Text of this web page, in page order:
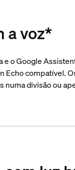
a voz*
o Google
Echo compatível.
divisão ou